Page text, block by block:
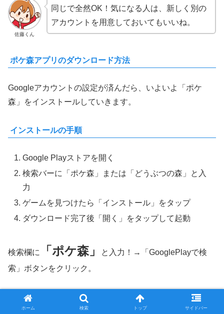
佐藤くん
同じで全然OK！気になる人は、新しく別の
アカウントを用意しておいてもいいね。
ポケ森アプリのダウンロード方法
Googleアカウントの設定が済んだら、いよいよ「ポケ
森」をインストールしていきます。
インストールの手順
Google Playストアを開く
検索バーに「ポケ森」または「どうぶつの森」と入
力
ゲームを見つけたら「インストール」をタップ
ダウンロード完了後「開く」をタップして起動
検索欄に 「ポケ森」
と入力！→「GooglePlayで検
索」ボタンをクリック。
クリックすると、GooglePlayストアのログイン画面が現
れますので、Gmailでログインしてください。
ホーム 検索 トップ サイドバー